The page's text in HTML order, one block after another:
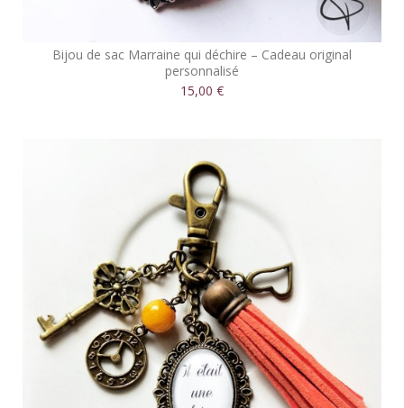
Bijou de sac Marraine qui déchire – Cadeau original
personnalisé
15,00 €